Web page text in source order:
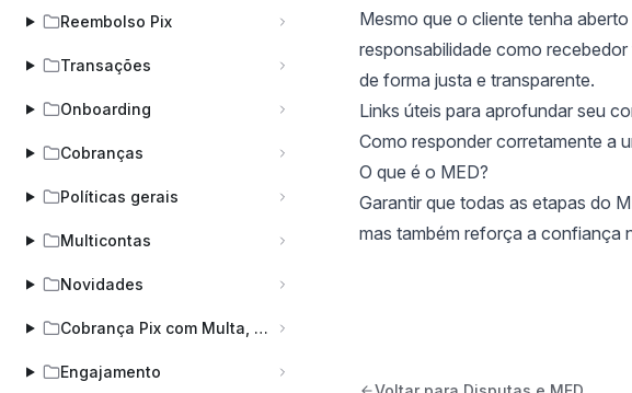
Reembolso Pix
Transações
Onboarding
Cobranças
Políticas gerais
Multicontas
Novidades
Cobrança Pix com Multa, Juros e Desconto (COBV)
Engajamento
Mesmo que o cliente tenha
responsabilidade como
de forma justa e transparente.
Links úteis para aprofundar seu
Como responder corretamente a
O que é o MED?
Garantir que todas as etapas do
mas também reforça a confiança